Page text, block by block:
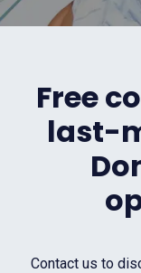
Free
last-
Contact us to